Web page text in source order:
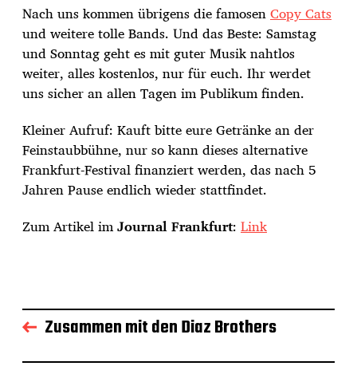
Nach uns kommen übrigens die famosenCopy Cats
und weitere tolle Bands. Und das Beste: Samstag
und Sonntag geht es mit guter Musik nahtlos
weiter, alles kostenlos, nur für euch. Ihr werdet
uns sicher an allen Tagen im Publikum finden.
Kleiner Aufruf: Kauft bitte eure Getränke ander
Feinstaubbühne, nur so kann dieses alternative
Frankfurt-Festival finanziert werden, das nach 5
Jahren Pause endlich wieder stattfindet.
Zum Artikel imJournal Frankfurt: Link
Zusammen mit den Diaz Brothers